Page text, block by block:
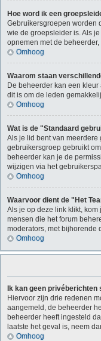
Hoe word ik een
Gebruikersgroepen worden
wie de groepsleider is. Als
opnemen met de
Omhoog
Waarom staan
De beheerder kan een
dit is om de leden
Omhoog
Wat is de "Standaard
Als je lid bent van
gebruikersgroep gebruikt
beheerder kan je de
wijzigen via het
Omhoog
Waarvoor dient de "Het
Als je op deze link klikt,
mensen die het forum
moderators, met bijhorende
Omhoog
Ik kan geen privéberichten
Hiervoor zijn drie redenen
aangemeld, de beheerder
beheerder heeft ingesteld
laatste het geval is, neem
Omhoog